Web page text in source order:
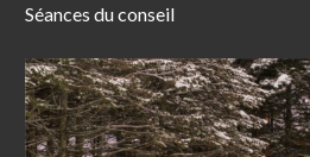
Séances du conseil